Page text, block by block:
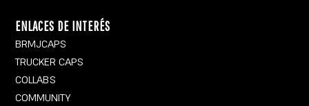
o
o
k
g
r
a
m
u
b
ENLACES DE INTERÉS
BRMJCAPS
TRUCKER CAPS
COLLABS
COMMUNITY